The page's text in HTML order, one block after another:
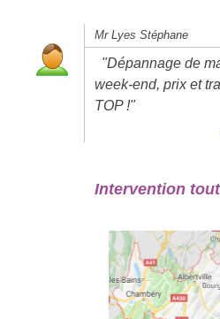
Mr Lyes Stéphane
"Dépannage de
week-end, prix et
TOP !"
Intervention